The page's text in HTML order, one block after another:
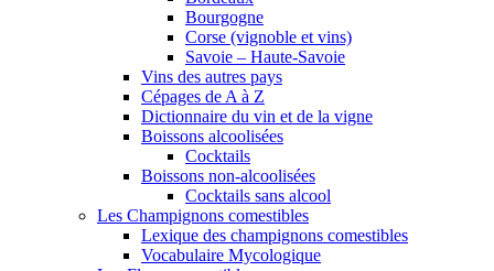
Bourgogne
Corse (vignoble et vins)
Savoie – Haute-Savoie
Vins des autres pays
Cépages de A à Z
Dictionnaire du vin et de la vigne
Boissons alcoolisées
Cocktails
Boissons non-alcoolisées
Cocktails sans alcool
Les Champignons comestibles
Lexique des champignons comestibles
Vocabulaire Mycologique